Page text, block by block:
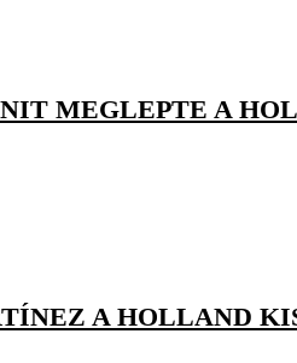
MEGLEPTE A
A HOLLAND